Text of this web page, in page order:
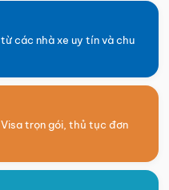
các nhà xe uy tín và chu
trọn gói, thủ tục đơn